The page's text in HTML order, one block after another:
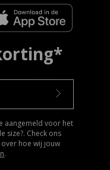
aangemeld voor het
size?. Check ons
hoe wij jouw
.